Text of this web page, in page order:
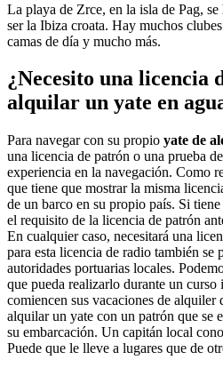
La playa de Zrce, en la isla de Pag,
ser la Ibiza croata. Hay muchos
camas de día y mucho más.
¿Necesito una licencia
alquilar un yate en
Para navegar con su propio yate de
una licencia de patrón o una prueba
experiencia en la navegación. Como
que tiene que mostrar la misma
de un barco en su propio país. Si
el requisito de la licencia de patrón
En cualquier caso, necesitará una
para esta licencia de radio también se
autoridades portuarias locales.
que pueda realizarlo durante un
comiencen sus vacaciones de alquiler
alquilar un yate con un patrón que se
su embarcación. Un capitán local
Puede que le lleve a lugares que de